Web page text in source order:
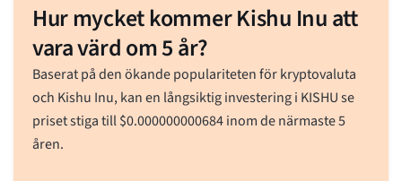
Hur mycket kommer Kishu Inu att
vara värd om 5 år?
Baserat på den ökande populariteten för kryptovaluta
och Kishu Inu, kan en långsiktig investering i KISHU se
priset stiga till$0.000000000684inom de närmaste 5
åren.